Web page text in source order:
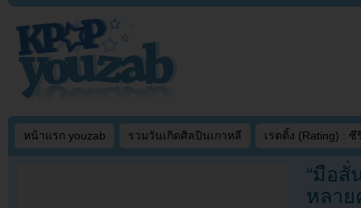
หน้าแรก youzab รวมวันเกิดศิลปินเกาหลี เรตติ้ง (Rating) : ซี
“มือสั่
หลาย